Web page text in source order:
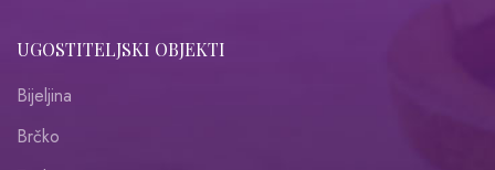
UGOSTITELJSKI OBJEKTI
Bijeljina
Brčko